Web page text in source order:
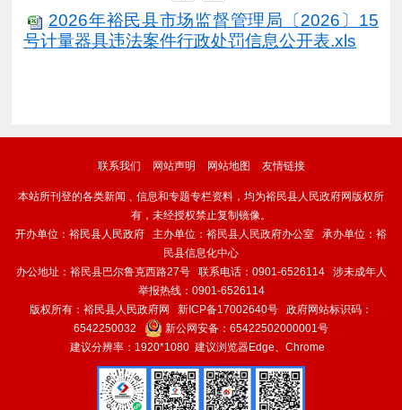
2026年裕民县市场监督管理局〔2026〕15
号计量器具违法案件行政处罚信息公开表.xls
联系我们 网站声明 网站地图 友情链接
本站所刊登的各类新闻﹑信息和专题专栏资料，均为裕民县人民政府网版权所
有，未经授权禁止复制镜像。
开办单位：裕民县人民政府 主办单位：裕民县人民政府办公室 承办单位：裕
民县信息化中心
办公地址：裕民县巴尔鲁克西路27号 联系电话：0901-6526114 涉未成年人
举报热线：0901-6526114
版权所有：裕民县人民政府网 新ICP备17002640号 政府网站标识码：
6542250032
新公网安备： 65422502000001号
建议分辨率：1920*1080 建议浏览器Edge、Chrome